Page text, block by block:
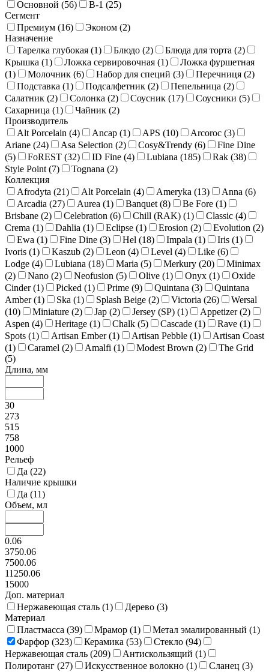
Основной (56) В-1 (25)
Сегмент
Премиум (16) Эконом (2)
Назначение
Тарелка глубокая (1) Блюдо (2) Блюда для торта (2)
Крышка (1) Ложка сервировочная (1)
Ложка фуршетная
(1) Молочник (6) Набор для специй (3) Перечниця (2)
Подставка (1) Подсалфетник (2) Пепельница (2)
Салатник (2) Солонка (2) Соусник (17) Соусники (5)
Сахарница (1) Чайник (2)
Производитель
Alt Porcelain (4) Ancap (1) APS (10) Arcoroc (3)
Ariane (24) Asa Selection (2) Cosy&Trendy (6)
Fine Dine
(5) FoREST (32) ID Fine (4) Lubiana (185) Rak (38)
Style Point (7) Tognana (2)
Коллекция
Afrodyta (21) Alt Porcelain (4) Ameryka (13) Anna (6)
Arcadia (27) Aurea (1) Banquet (8) Be Fore (1)
Brisbane (2) Celebration (6) Chill (RAK) (1) Classic (4)
Crema (1) Dahlia (1) Eclipse (1) Erosion (2) Evolution (2)
Ewa (1) Fine Dine (3) Hel (18) Impala (1) Iris (1)
Ivoris (1) Kaszub (2) Leon (4) Level (4) Like (6)
Lodge (4) Lubiana (18) Maria (5) Merkury (20)
Minimax
(2) Nano (2) Neofusion (5) Olive (1) Onyx (1)
Oxide
Cinder (1) Picked (1) Prime (9) Quintana (3)
Quintana
Amber (1) Ska (1) Splash Beige (2) Victoria (26)
Wersal
(10) Miniature (2) Jap (2) Jersey (SP) (1) Appetizer (2)
Aspen (4) Heritage (1) Chalk (5) Cascade (1) Rave (1)
Spots (1) Artisan Ember (1) Artisan Pebble (1)
Artisan Coast
(1) Caramel (2) Amalfi (1) Modest Brown (2)
The Grid
(5)
Длина, мм
30
273
515
758
1000
Рельеф
Да (22)
Наличие крышки
Да (11)
Объем, мл
0.06
3750.06
7500.06
11250.06
15000
Доп. материал
Нержавеющая сталь (1) Дерево (3)
Материал
Пластмасса (39) Мрамор (1) Метал эмалированный (1)
Фарфор (323) Керамика (53) Стекло (94)
Нержавеющая сталь (209) Антискользящий (1)
Полиротанг (27) Искусственное волокно (1) Сланец (3)